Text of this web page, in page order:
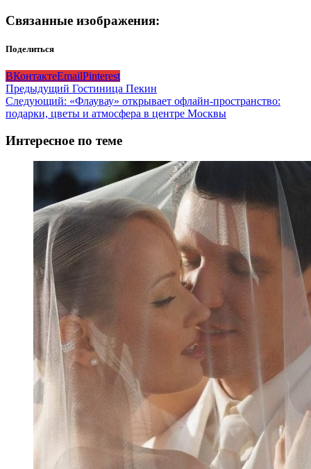
Связанные изображения:
Поделиться
ВКонтактеEmailPinterest
Навигация
записи
Предыдущий Гостиница Пекин
Следующий: «Флаувау» открывает офлайн‑пространство:
подарки, цветы и атмосфера в центре Москвы
Интересное по теме